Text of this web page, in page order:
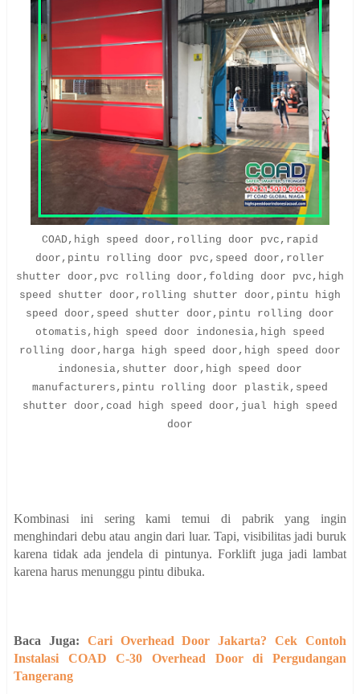
COAD,high speed door,rolling door pvc,rapid
door,pintu rolling door pvc,speed door,roller
shutter door,pvc rolling door,folding door pvc,high
speed shutter door,rolling shutter door,pintu high
speed door,speed shutter door,pintu rolling door
otomatis,high speed door indonesia,high speed
rolling door,harga high speed door,high speed door
indonesia,shutter door,high speed door
manufacturers,pintu rolling door plastik,speed
shutter door,coad high speed door,jual high speed
door
Kombinasi ini sering kami temui di pabrik yang ingin
menghindari debu atau angin dari luar. Tapi, visibilitas jadi buruk
karena tidak ada jendela di pintunya. Forklift juga jadi lambat
karena harus menunggu pintu dibuka.
Baca Juga: Cari Overhead Door Jakarta? Cek Contoh
Instalasi COAD C-30 Overhead Door di Pergudangan
Tangerang